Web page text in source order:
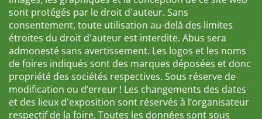
sont protégés par le droit d'auteur. Sans
consentement, toute utilisation au-delà des limites
étroites du droit d'auteur est interdite. Abus sera
admonesté sans avertissement. Les logos et les noms
de foires indiqués sont des marques déposées et donc
propriété des sociétés respectives. Sous réserve de
modification ou d’erreur ! Les changements des dates
et des lieux d'exposition sont réservés à l’organisateur
respectif de la foire. Toutes les données sont sous